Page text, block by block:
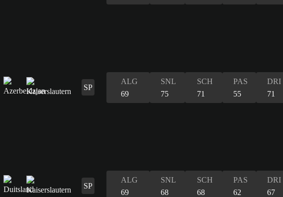
SP
ALG
69
SNL
75
SCH
71
PAS
55
DRI
71
SP
ALG
69
SNL
68
SCH
68
PAS
62
DRI
67